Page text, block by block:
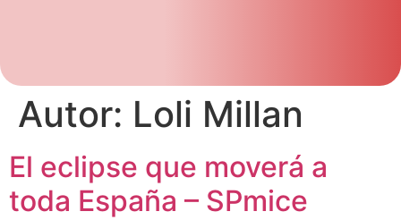
Autor: Loli Millan
El eclipse que moverá a
toda España – SPmice